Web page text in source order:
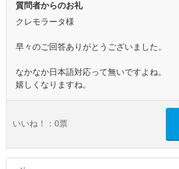
質問者からのお礼
クレモラータ様
早々のご回答ありがとうございました。
なかなか日本語対応って無いですよね。
嬉しくなりますね。
いいね！： 0票